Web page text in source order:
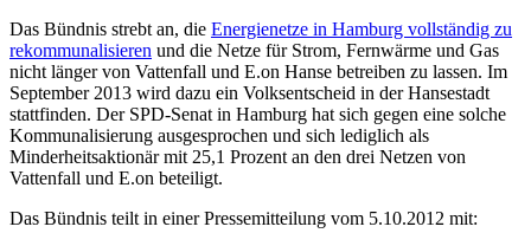
Das Bündnis strebt an, die Energienetze in Hamburg vollständig zu
rekommunalisieren und die Netze für Strom, Fernwärme und Gas
nicht länger von Vattenfall und E.on Hanse betreiben zu lassen. Im
September 2013 wird dazu ein Volksentscheid in der Hansestadt
stattfinden. Der SPD-Senat in Hamburg hat sich gegen eine solche
Kommunalisierung ausgesprochen und sich lediglich als
Minderheitsaktionär mit 25,1 Prozent an den drei Netzen von
Vattenfall und E.on beteiligt.
Das Bündnis teilt in einer Pressemitteilung vom 5.10.2012 mit: